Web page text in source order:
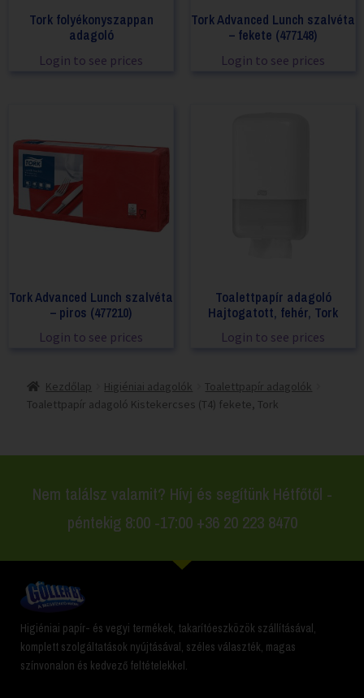
Tork folyékonyszappan
adagoló
Login to see prices
Tork Advanced Lunch szalvéta
– fekete (477148)
Login to see prices
Tork Advanced Lunch szalvéta
– piros (477210)
Login to see prices
Toalettpapír adagoló
Hajtogatott, fehér, Tork
Login to see prices
Kezdőlap Higiéniai adagolók
Toalettpapír adagolók
Toalettpapír adagoló Kistekercses (T4) fekete, Tork
Nem találsz valamit? Hívj és segítünk Hétfőtől -
péntekig 8:00 -17:00 +36 20 223 8470
Higiéniai papír- és vegyi termékek, takarítóeszközök szállításával,
komplett szolgáltatások nyújtásával, széles választék, magas
színvonalon és kedvező feltételekkel.